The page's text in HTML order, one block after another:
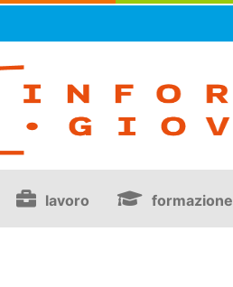
lavoro formazione